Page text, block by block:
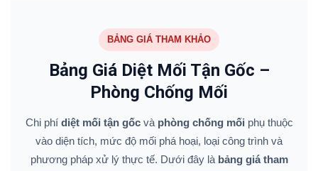
BẢNG GIÁ THAM KHẢO
Bảng Giá Diệt Mối Tận Gốc –
Phòng Chống Mối
Chi phí diệt mối tận gốcvà phòng chống mối phụ thuộc
vào diện tích, mức độ mối phá hoại, loại công trình và
phương pháp xử lý thực tế. Dưới đây là bảng giá tham